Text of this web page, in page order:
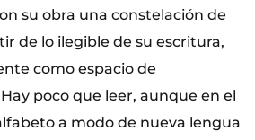
su obra una constelación de
de lo ilegible de su escritura,
como espacio de
poco que leer, aunque en el
a modo de nueva lengua